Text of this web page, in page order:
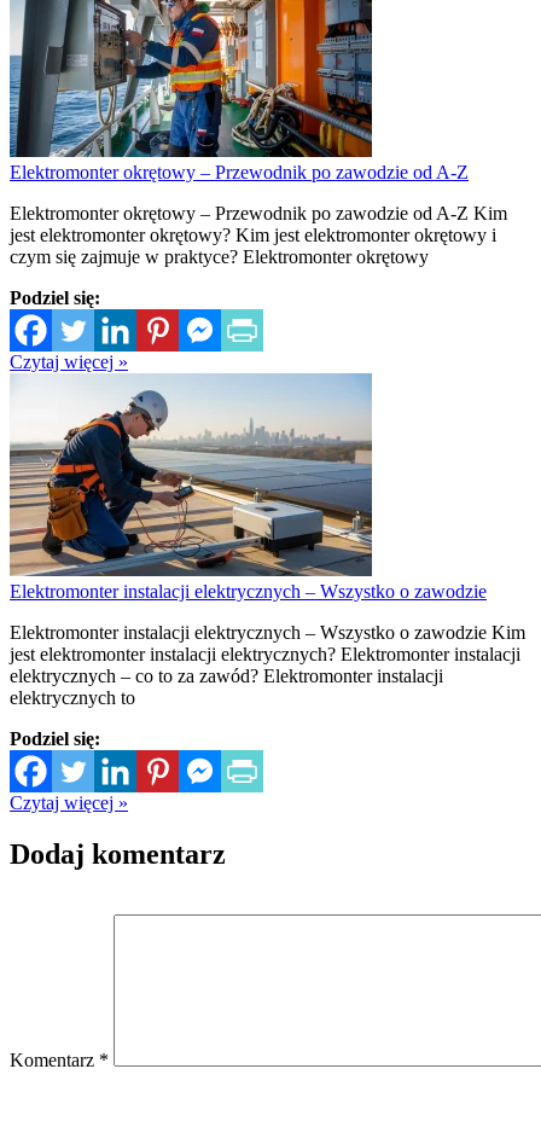
Elektromonter okrętowy – Przewodnik po zawodzie od A-Z
Elektromonter okrętowy – Przewodnik po zawodzie od A-Z Kim
jest elektromonter okrętowy? Kim jest elektromonter okrętowy i
czym się zajmuje w praktyce? Elektromonter okrętowy
Podziel się:
Czytaj więcej »
Elektromonter instalacji elektrycznych – Wszystko o zawodzie
Elektromonter instalacji elektrycznych – Wszystko o zawodzie Kim
jest elektromonter instalacji elektrycznych? Elektromonter instalacji
elektrycznych – co to za zawód? Elektromonter instalacji
elektrycznych to
Podziel się:
Czytaj więcej »
Dodaj komentarz
Komentarz *